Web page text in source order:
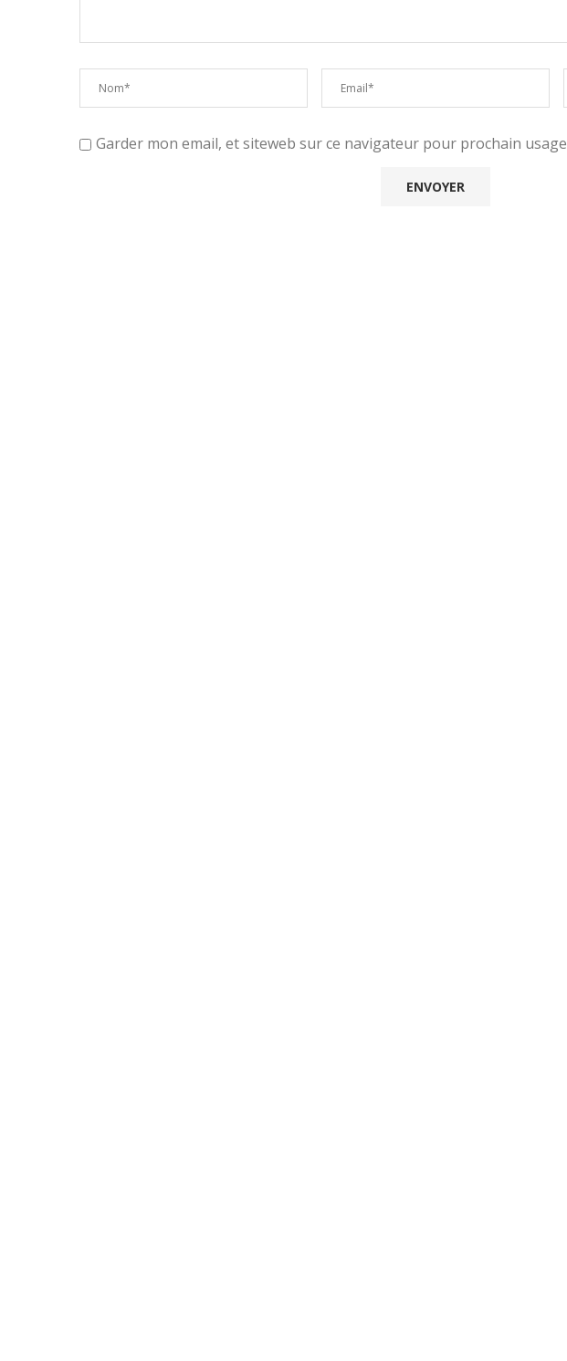
Garder mon email, et siteweb sur ce navigateur pour prochain usage